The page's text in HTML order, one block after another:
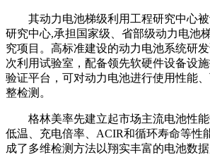
其动力电池梯级利用工程研究中心被
研究中心,承担国家级、省部级动力电池
究项目。高标准建设的动力电池系统研
次利用试验室，配备领先软硬件设备设施
验证平台，可对动力电池进行使用性能
整检测。
格林美率先建立起市场主流电池性能
低温、充电倍率、ACIR和循环寿命等性
成了多维检测方法以翔实丰富的电池数据